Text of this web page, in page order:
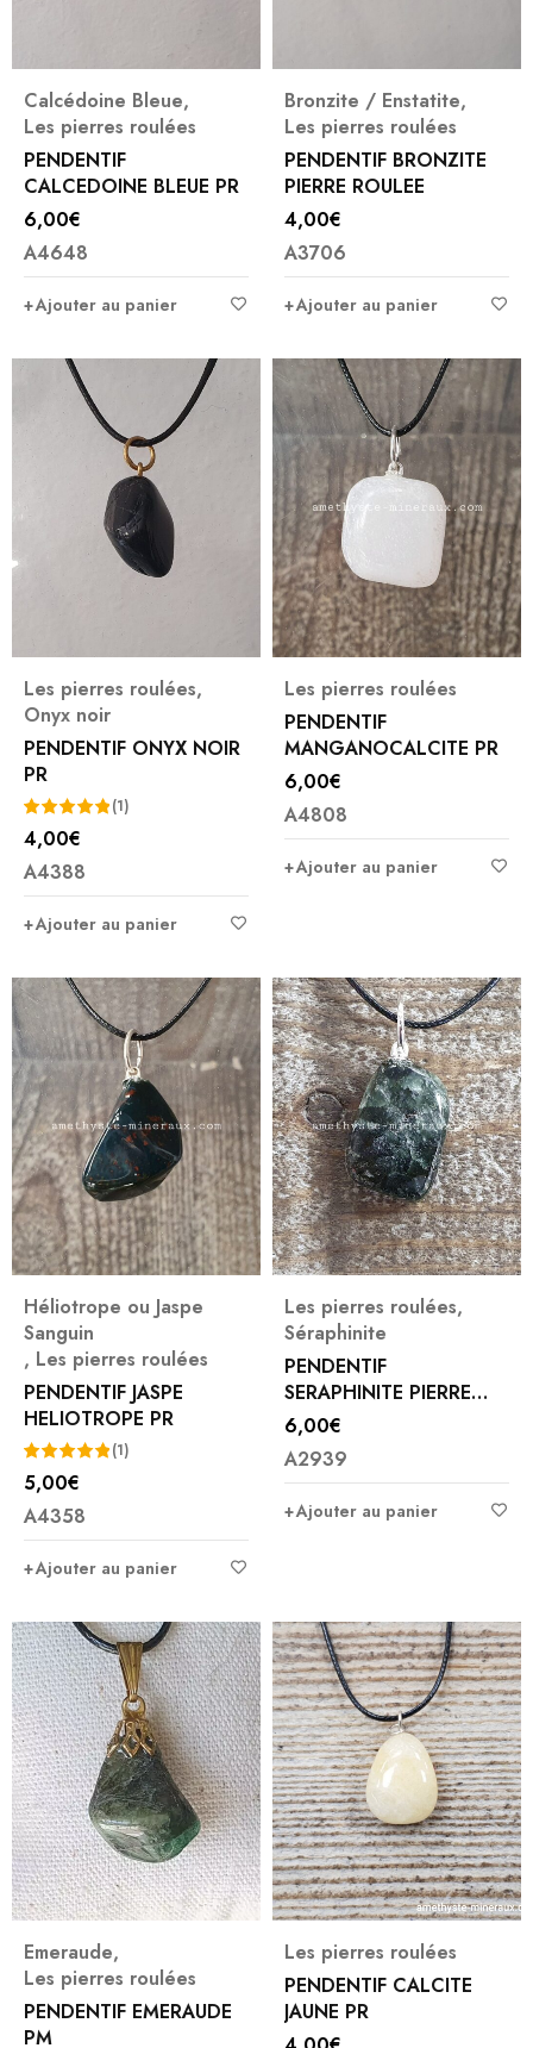
Calcédoine Bleue,
Les pierres roulées
PENDENTIF
CALCEDOINE BLEUE PR
6,00€
A4648
Ajouter au panier
Bronzite / Enstatite,
Les pierres roulées
PENDENTIF BRONZITE
PIERRE ROULEE
4,00€
A3706
Ajouter au panier
Les pierres roulées,
Onyx noir
PENDENTIF ONYX NOIR
PR
Note5.00
sur 5
(1)
4,00€
A4388
Ajouter au panier
Les pierres roulées
PENDENTIF
MANGANOCALCITE PR
6,00€
A4808
Ajouter au panier
Héliotrope ou Jaspe
Sanguin
, Les pierres roulées
PENDENTIF JASPE
HELIOTROPE PR
Note5.00
sur 5
(1)
5,00€
A4358
Ajouter au panier
Les pierres roulées,
Séraphinite
PENDENTIF
SERAPHINITE PIERRE
ROULEE
6,00€
A2939
Ajouter au panier
Emeraude,
Les pierres roulées
PENDENTIF EMERAUDE
PM
Les pierres roulées
PENDENTIF CALCITE
JAUNE PR